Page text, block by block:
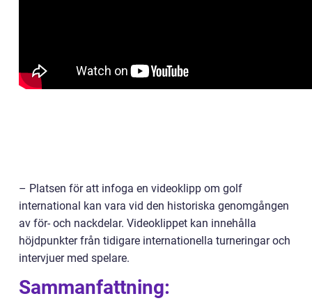
– Platsen för att infoga en videoklipp om golf
international kan vara vid den historiska genomgången
av för- och nackdelar. Videoklippet kan innehålla
höjdpunkter från tidigare internationella turneringar och
intervjuer med spelare.
Sammanfattning: